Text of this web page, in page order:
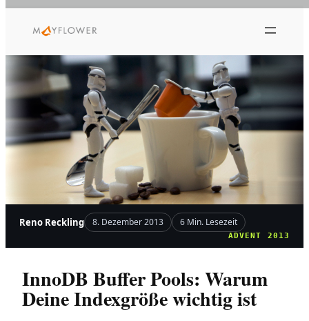
Inhalt
Reno Reckling 8. Dezember 2013 6 Min. Lesezeit
ADVENT 2013
InnoDB Buffer Pools: Warum
Deine Indexgröße wichtig ist